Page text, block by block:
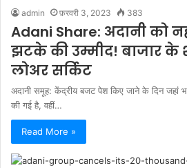
admin फ़रवरी 3, 2023 383
Adani Share: अदानी को
झटके की उम्मीद! बाजार
लोअर सर्किट
अदानी समूह: केंद्रीय बजट पेश किए जाने के दिन जहां
की गई है, वहीं…
Read More »